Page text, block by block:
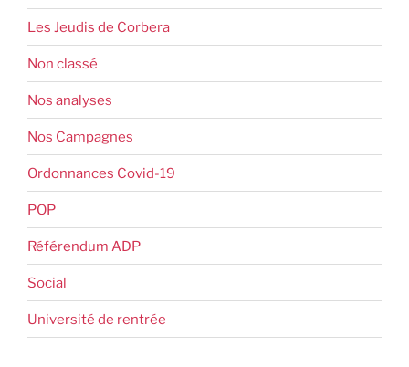
Les Jeudis de Corbera
Non classé
Nos analyses
Nos Campagnes
Ordonnances Covid-19
POP
Référendum ADP
Social
Université de rentrée